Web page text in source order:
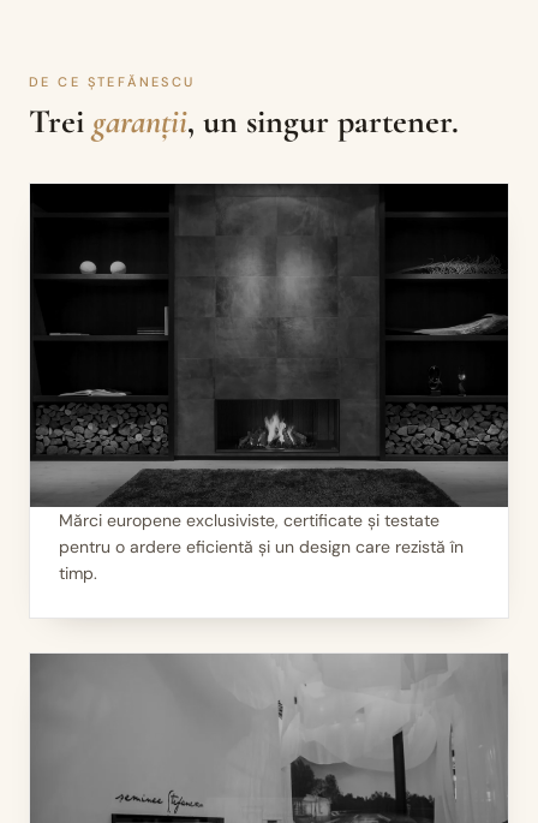
DE CE ȘTEFĂNESCU
Trei garanții, un singur partener.
I
Calitate garantată
Mărci europene exclusiviste, certificate și testate
pentru o ardere eficientă și un design care rezistă în
timp.